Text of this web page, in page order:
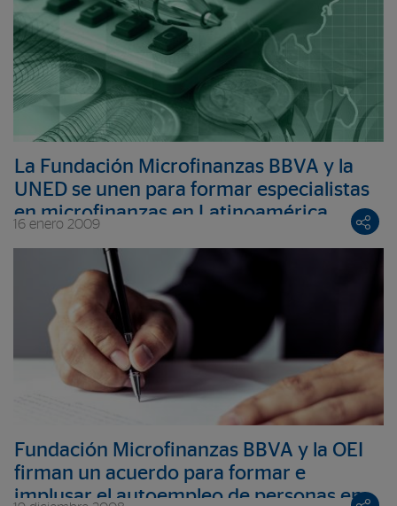
La Fundación Microfinanzas BBVA y la
UNED se unen para formar especialistas
en microfinanzas en Latinoamérica
16 enero 2009
Fundación Microfinanzas BBVA y la OEI
firman un acuerdo para formar e
implusar el autoempleo de personas en